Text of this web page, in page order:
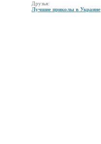
Друзья:
Лучшие приколы в Украине